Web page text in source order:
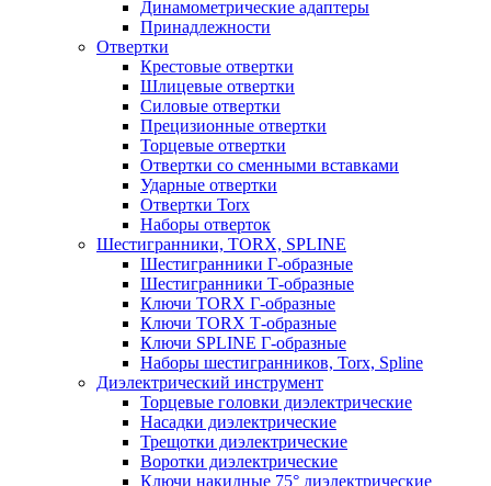
Динамометрические адаптеры
Принадлежности
Отвертки
Крестовые отвертки
Шлицевые отвертки
Силовые отвертки
Прецизионные отвертки
Торцевые отвертки
Отвертки со сменными вставками
Ударные отвертки
Отвертки Torx
Наборы отверток
Шестигранники, TORX, SPLINE
Шестигранники Г-образные
Шестигранники Т-образные
Ключи TORX Г-образные
Ключи TORX Т-образные
Ключи SPLINE Г-образные
Наборы шестигранников, Torx, Spline
Диэлектрический инструмент
Торцевые головки диэлектрические
Насадки диэлектрические
Трещотки диэлектрические
Воротки диэлектрические
Ключи накидные 75° диэлектрические